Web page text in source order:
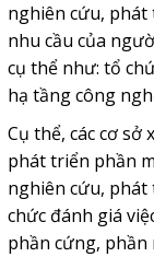
nghiên cứu,
nhu cầu của
cụ thể như: tổ
hạ tầng công
Cụ thể, các cơ
phát triển phần
nghiên cứu,
chức đánh giá
phần cứng,